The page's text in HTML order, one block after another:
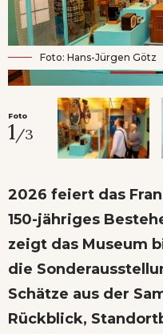
Foto: Hans-Jürgen Götz
Foto
1 /3
2026 feiert das
150-jähriges
zeigt das Museum
die
Schätze aus der
Rückblick,